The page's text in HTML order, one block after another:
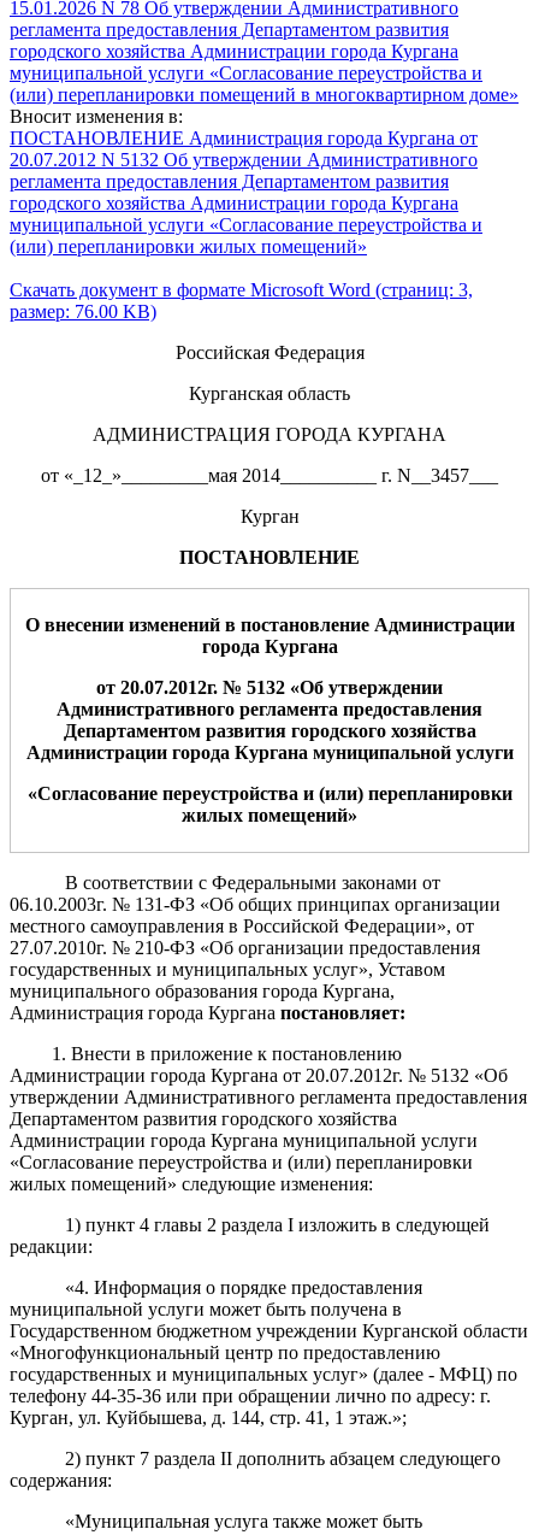
15.01.2026 N 78 Об утверждении Административного
регламента предоставления Департаментом развития
городского хозяйства Администрации города Кургана
муниципальной услуги «Согласование переустройства и
(или) перепланировки помещений в многоквартирном доме»
Вносит изменения в:
ПОСТАНОВЛЕНИЕ Администрация города Кургана от
20.07.2012 N 5132 Об утверждении Административного
регламента предоставления Департаментом развития
городского хозяйства Администрации города Кургана
муниципальной услуги «Согласование переустройства и
(или) перепланировки жилых помещений»
Скачать документ в формате Microsoft Word (страниц: 3,
размер: 76.00 KB)
Российская Федерация
Курганская область
АДМИНИСТРАЦИЯ ГОРОДА КУРГАНА
от «_12_»_________мая 2014__________ г. N__3457___
Курган
ПОСТАНОВЛЕНИЕ
Овнесении изменений в постановление Администрации
города Кургана
от 20.07.2012г. № 5132 «Об утверждении
Административного регламента предоставления
Департаментом развития городского хозяйства
Администрации города Кургана муниципальной услуги
«Согласование переустройства и (или) перепланировки
жилых помещений»
В соответствии с Федеральными законами от
06.10.2003г. № 131-ФЗ «Об общих принципах организации
местного самоуправления в Российской Федерации», от
27.07.2010г. № 210-ФЗ «Об организации предоставления
государственных и муниципальных услуг», Уставом
муниципального образования города Кургана,
Администрация города Кургана постановляет:
1. Внести вприложениекпостановлению
Администрации города Кургана от 20.07.2012г. № 5132 «Об
утверждении Административного регламента предоставления
Департаментом развития городского хозяйства
Администрации города Кургана муниципальной услуги
«Согласование переустройства и (или) перепланировки
жилых помещений» следующие изменения:
1)пункт 4главы 2 раздела I изложить в следующей
редакции:
«4. Информация о порядке предоставления
муниципальной услуги может быть получена в
Государственном бюджетном учреждении Курганской области
«Многофункциональный центр по предоставлению
государственных и муниципальных услуг» (далее - МФЦ) по
телефону 44-35-36 или при обращении лично по адресу: г.
Курган, ул. Куйбышева, д. 144, стр. 41, 1 этаж.»;
2) пункт 7раздела II дополнить абзацем следующего
содержания:
«Муниципальная услуга также можетбыть